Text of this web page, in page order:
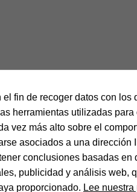
fin de recoger datos con
herramientas utilizadas
vez más alto sobre el
asociados a una
conclusiones basadas en
publicidad y análisis web,
proporcionado. Lee